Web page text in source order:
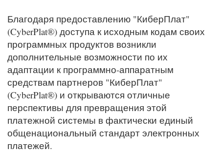
Благодаря предоставлению "КиберПлат"
(CyberPlat®) доступа к исходным кодам своих
программных продуктов возникли
дополнительные возможности по их
адаптации к программно-аппаратным
средствам партнеров "КиберПлат"
(CyberPlat®) и открываются отличные
перспективы для превращения этой
платежной системы в фактически единый
общенациональный стандарт электронных
платежей.